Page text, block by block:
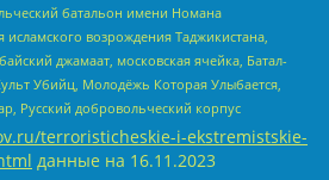
батальон имени Номана
возрождения Таджикистана,
джамаат, московская ячейка, Батал-
Убийц, Молодёжь Которая Улыбается,
Русский добровольческий корпус
terroristicheskie-i-ekstremistskie-
данные на 16.11.2023